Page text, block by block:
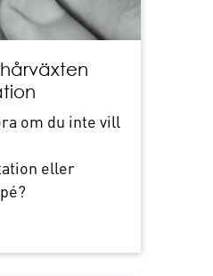
om du inte vill
eller